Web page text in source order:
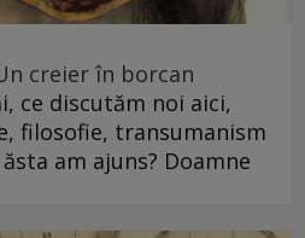
creier în borcan
ce discutăm noi aici,
filosofie, transumanism
am ajuns? Doamne